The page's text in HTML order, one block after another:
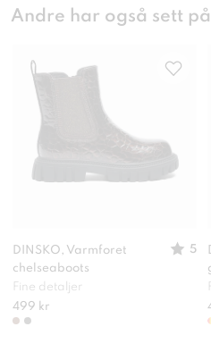
Andre har også sett på
DINSKO, Varmforet
chelseaboots
5
Fine detaljer
499 kr